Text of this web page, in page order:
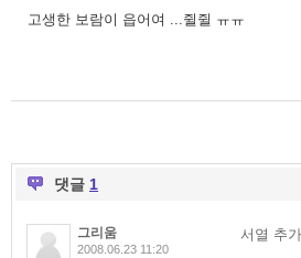
고생한 보람이 읍어여 ...쥘쥘 ㅠㅠ
댓글 1
그리움
2008.06.23 11:20
서열 추